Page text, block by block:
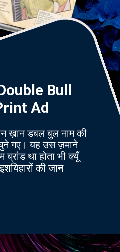
ख़ान डबल बुल नाम की
गए। यह उस ज़माने
ब्रांड था होता भी क्यूँ
की जान
Bull
Ad